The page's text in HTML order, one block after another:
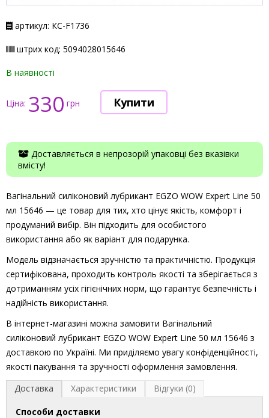
артикул: КС-F1736
штрих код: 5094028015646
В наявності
Ціна: 330 грн
Доставляється в непрозорій упаковці без вказівки
вмісту!
Вагінальний силіконовий лубрикант EGZO WOW Expert Line 50
мл 15646 — це товар для тих, хто цінує якість, комфорт і
продуманий вибір. Він підходить для особистого
використання або як варіант для подарунка.
Модель відзначається зручністю та практичністю. Продукція
сертифікована, проходить контроль якості та зберігається з
дотриманням усіх гігієнічних норм, що гарантує безпечність і
надійність використання.
В інтернет-магазині можна замовити Вагінальний
силіконовий лубрикант EGZO WOW Expert Line 50 мл 15646 з
доставкою по Україні. Ми приділяємо увагу конфіденційності,
якості пакування та зручності оформлення замовлення.
Доставка
Характеристики Відгуки (0)
Способи доставки